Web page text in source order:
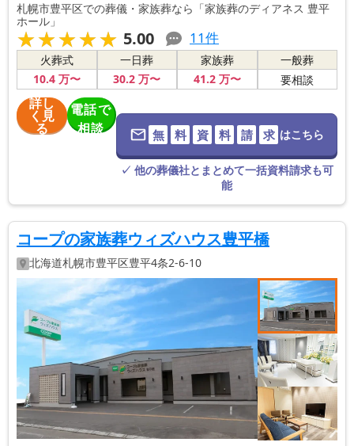
札幌市豊平区での葬儀・家族葬なら「家族葬のディアネス 豊平
ホール」
★★★★★
★★★★★ 5.00 11件
火葬式
10.4万〜
一日葬
30.2 万〜
家族葬
41.2万〜
一般葬
要相談
詳し
く見
る
電話で
相談
無 料 資 料 請 求 はこちら
✓ 他の葬儀社とまとめて一括資料請求も可
能
コープの家族葬ウィズハウス豊平橋
北海道札幌市豊平区豊平4条2-6-10